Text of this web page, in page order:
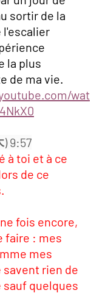
sortir de la
l'escalier
la plus
de ma vie.
wat
) 9:57
à toi et à ce
de ce
fois encore,
faire : mes
mes
rien de
sauf quelques